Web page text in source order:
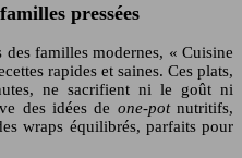
pressées
des familles modernes, « Cuisine
rapides et saines. Ces plats,
ne sacrifient ni le goût ni
des idées de one-potnutritifs,
wraps équilibrés, parfaits pour